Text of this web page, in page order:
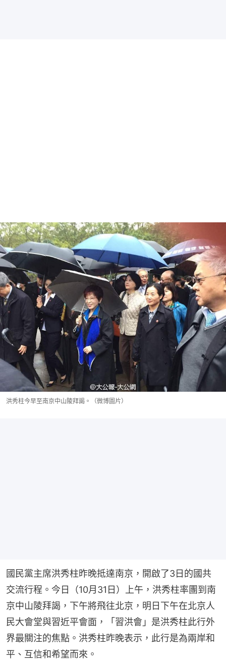
洪秀柱今早至南京中山陵拜謁。（微博圖片）
國民黨主席洪秀柱昨晚抵達南京，開啟了3日的國共
交流行程。今日（10月31日）上午，洪秀柱率團到南
京中山陵拜謁，下午將飛往北京，明日下午在北京人
民大會堂與習近平會面，「習洪會」是洪秀柱此行外
界最關注的焦點。洪秀柱昨晚表示，此行是為兩岸和
平、互信和希望而來。